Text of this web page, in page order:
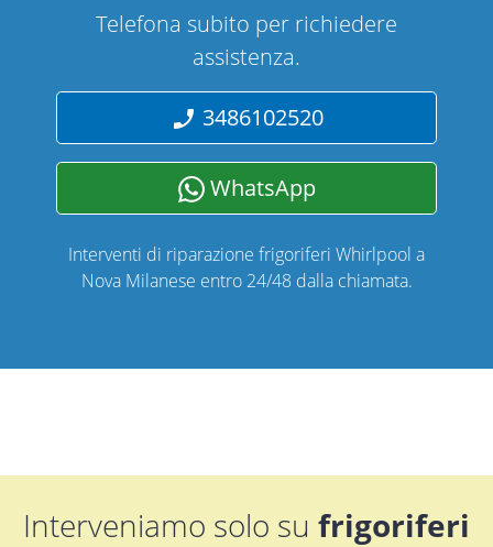
Telefona subito per richiedere
assistenza.
3486102520
WhatsApp
Interventi di riparazione frigoriferi Whirlpool a
Nova Milanese entro 24/48 dalla chiamata.
Interveniamo solo su frigoriferi